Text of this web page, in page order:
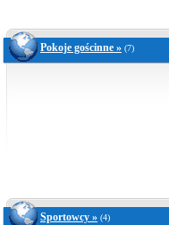
Pokoje gościnne » (7)
Sportowcy » (4)